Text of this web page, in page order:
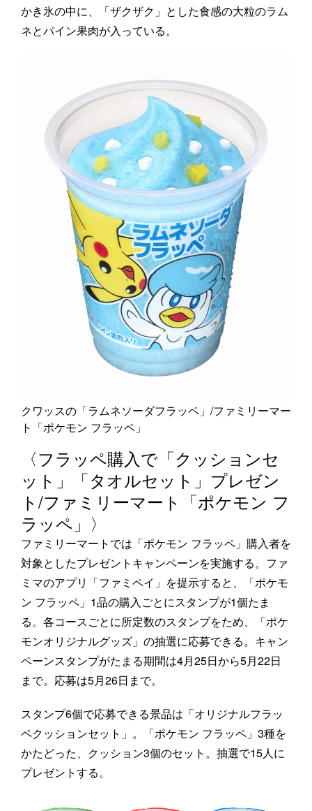
かき氷の中に、「ザクザク」とした食感の大粒のラム
ネとパイン果肉が入っている。
クワッスの「ラムネソーダフラッペ」/ファミリーマー
ト「ポケモン フラッペ」
〈フラッペ購入で「クッションセ
ット」「タオルセット」プレゼン
ト/ファミリーマート「ポケモン フ
ラッペ」〉
ファミリーマートでは「ポケモン フラッペ」購入者を
対象としたプレゼントキャンペーンを実施する。ファ
ミマのアプリ「ファミペイ」を提示すると、「ポケモ
ン フラッペ」1品の購入ごとにスタンプが1個たま
る。各コースごとに所定数のスタンプをため、「ポケ
モンオリジナルグッズ」の抽選に応募できる。キャン
ペーンスタンプがたまる期間は4月25日から5月22日
まで。応募は5月26日まで。
スタンプ6個で応募できる景品は「オリジナルフラッ
ペクッションセット」。「ポケモン フラッペ」3種を
かたどった、クッション3個のセット。抽選で15人に
プレゼントする。